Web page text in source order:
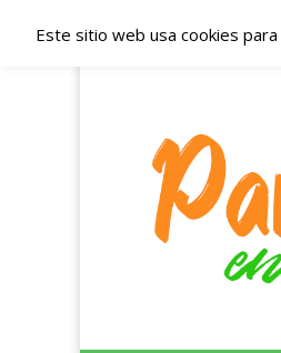
Blog dedicado a los
Este sitio web usa cookies